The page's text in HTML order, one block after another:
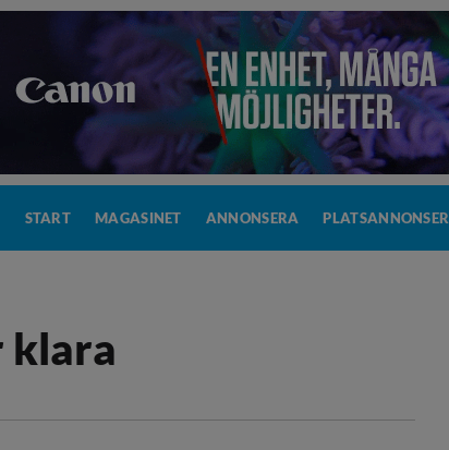
START MAGASINET ANNONSERA PLATSANNONSER
klara